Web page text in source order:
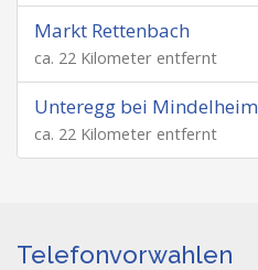
Markt Rettenbach
ca. 22 Kilometer entfernt
Unteregg bei Mindelheim
ca. 22 Kilometer entfernt
Telefonvorwahlen